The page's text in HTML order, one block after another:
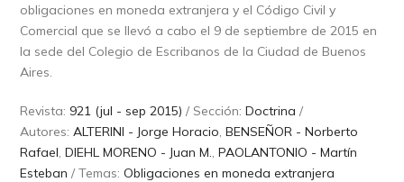
obligaciones en moneda extranjera y el Código Civil y
Comercial que se llevó a cabo el 9 de septiembre de 2015 en
la sede del Colegio de Escribanos de la Ciudad de Buenos
Aires.
Revista: 921 (jul - sep 2015) / Sección:Doctrina /
Autores:ALTERINI - Jorge Horacio ,BENSEÑOR - Norberto
Rafael ,DIEHL MORENO - Juan M. ,PAOLANTONIO - Martín
Esteban / Temas:Obligaciones en moneda extranjera